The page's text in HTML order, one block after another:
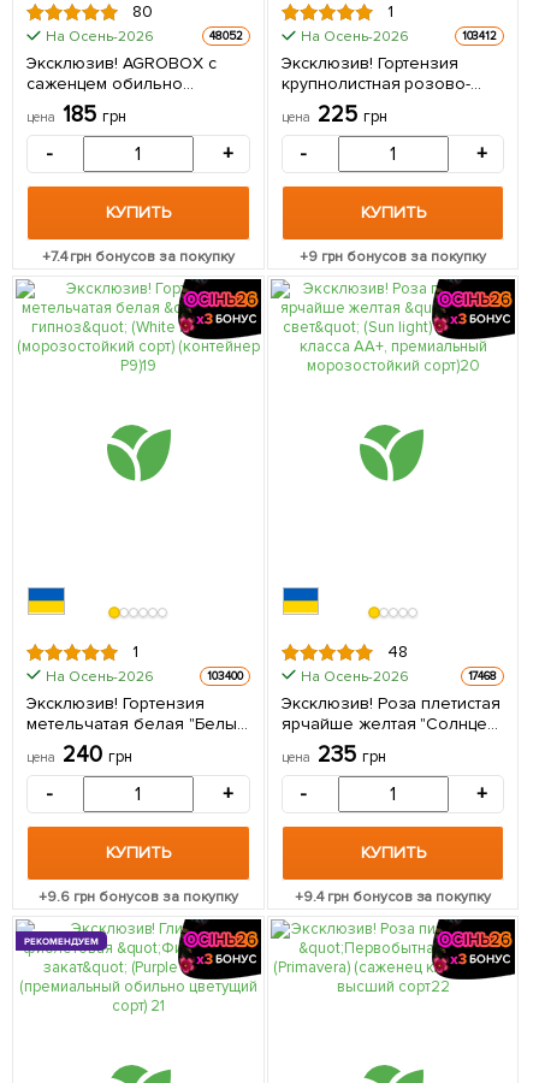
80
На Осень-2026 48052
Эксклюзив! AGROBOX с
саженцем обильно
цветущей розы 1 шт в
упаковке
цена 185 грн
- +
КУПИТЬ
+7.4грн бонусов за покупку
1
На Осень-2026 103412
Эксклюзив! Гортензия
крупнолистная розово-
голубая "Красочная ночь"
(Colorful night)
(морозостойкий сорт) 1
саженец в упаковке
цена 225 грн
- +
КУПИТЬ
+9 грн бонусов за покупку
1
На Осень-2026 103400
Эксклюзив! Гортензия
метельчатая белая "Белый
гипноз" (White Hypnose)
(морозостойкий сорт)
(контейнер P9) 1 саженец в
упаковке
цена 240 грн
- +
КУПИТЬ
+9.6 грн бонусов за покупку
48
На Осень-2026 17468
Эксклюзив! Роза плетистая
ярчайше желтая "Солнце
свет" (Sun light) (саженец
класса АА+, премиальный
морозостойкий сорт) 1
саженец в упаковке
цена 235 грн
- +
КУПИТЬ
+9.4грн бонусов за покупку
РЕКОМЕНДУЕМ